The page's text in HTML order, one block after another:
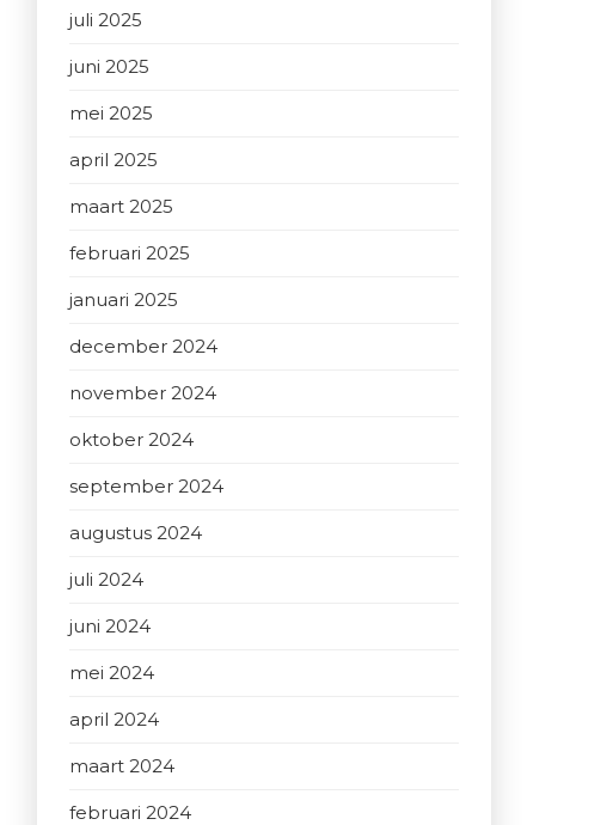
juli 2025
juni 2025
mei 2025
april 2025
maart 2025
februari 2025
januari 2025
december 2024
november 2024
oktober 2024
september 2024
augustus 2024
juli 2024
juni 2024
mei 2024
april 2024
maart 2024
februari 2024